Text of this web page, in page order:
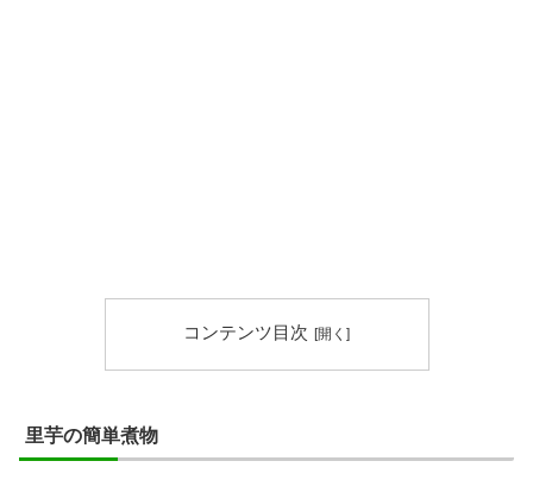
コンテンツ目次
里芋の簡単煮物